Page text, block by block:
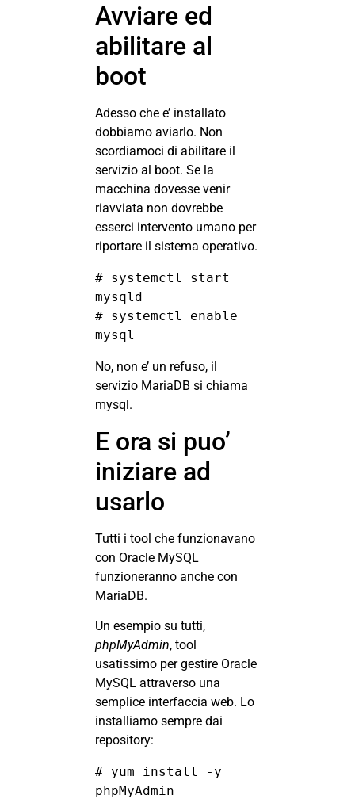
Avviare ed
abilitare al
boot
Adesso che e’ installato
dobbiamo aviarlo. Non
scordiamoci di abilitare il
servizio al boot. Se la
macchina dovesse venir
riavviata non dovrebbe
esserci intervento umano per
riportare il sistema operativo.
# systemctl start
mysqld
# systemctl enable
mysql
No, non e’ un refuso, il
servizio MariaDB si chiama
mysql.
E ora si puo’
iniziare ad
usarlo
Tutti i tool che funzionavano
con Oracle MySQL
funzioneranno anche con
MariaDB.
Un esempio su tutti,
phpMyAdmin, tool
usatissimo per gestire Oracle
MySQL attraverso una
semplice interfaccia web. Lo
installiamo sempre dai
repository:
# yum install -y
phpMyAdmin